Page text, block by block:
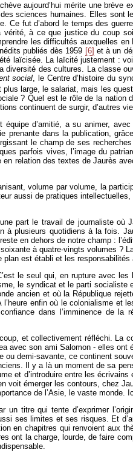
aujourd’hui mérite une brève
sciences humaines. Elles sont
Ce fut d’abord le temps des
à ce que justice du coup
les difficultés auxquelles en
publiés dès 1959 [6] et à un
laïcisée. La laïcité justement :
diversité des cultures. La classe
social, le Centre d’histoire du
plus large, le salariat, mais les
? Quel est le rôle de la nation
continuent de surgir, d’autres
d’amitié, a su animer,
prenante dans la publication,
le champ de ses
parfois vives, l’image du
relation des textes de Jaurès
volume par volume, la
aussi de pratiques
part le travail de journaliste où
à plusieurs quotidiens à la fois.
reste en dehors de notre champ :
à quatre-vingts volumes ?
est établi et les
le seul qui, en rupture avec
le syndicat et le parti
ancien et où la République
enfin où le colonialisme et
dans l’imminence de la
et collectivement réfléchi. La
avec son ami Salomon - elles
ou demi-savante, ce continent
Il y a là un moment de sa
et d’introduire entre les
voit émerger les contours, chez
de l’Asie, le vaste monde.
titre qui tente d’exprimer
ses limites et ses risques. Et
en chapitres qui renvoient aux
ont la charge, lourde, de faire